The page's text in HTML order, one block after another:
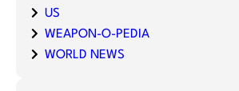
US
WEAPON-O-PEDIA
WORLD NEWS